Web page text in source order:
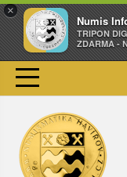
×
Numis
TRIPON
ZDARMA -